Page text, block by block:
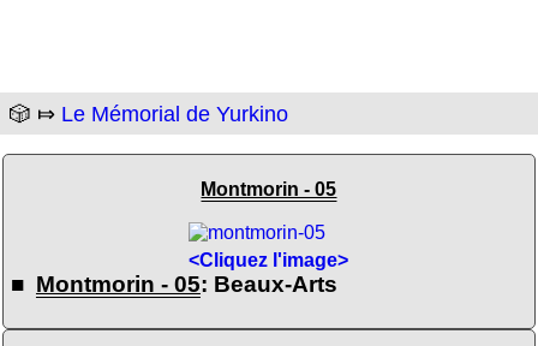
🎲 ⤇ Le Mémorial de Yurkino
Montmorin - 05
<Cliquez l'image>
■ Montmorin - 05: Beaux-Arts